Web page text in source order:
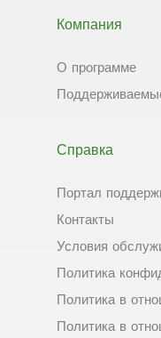
Компания
О программе
Справка
Портал
Контакты
Условия
Политика
Политика в
Политика в